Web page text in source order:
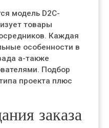
модель D2C-
товары
Каждая
особенности в
а-также
Подбор
проекта плюс
заказа